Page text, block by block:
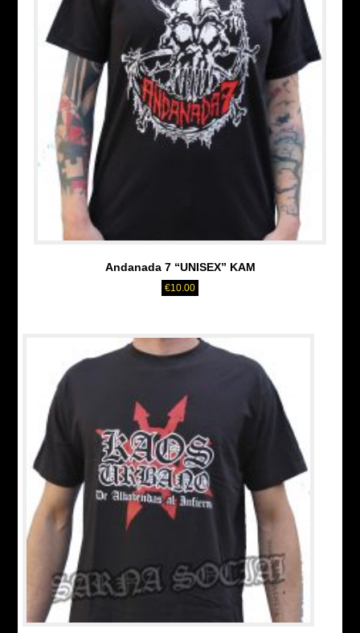
Andanada 7 “UNISEX” KAM
€10.00